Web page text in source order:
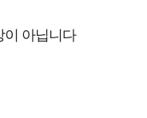
이 아닙니다